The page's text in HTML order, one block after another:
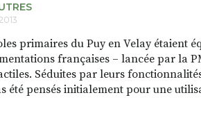
primaires du Puy en Velay étaient
françaises – lancée par la
Séduites par leurs
été pensés initialement pour une